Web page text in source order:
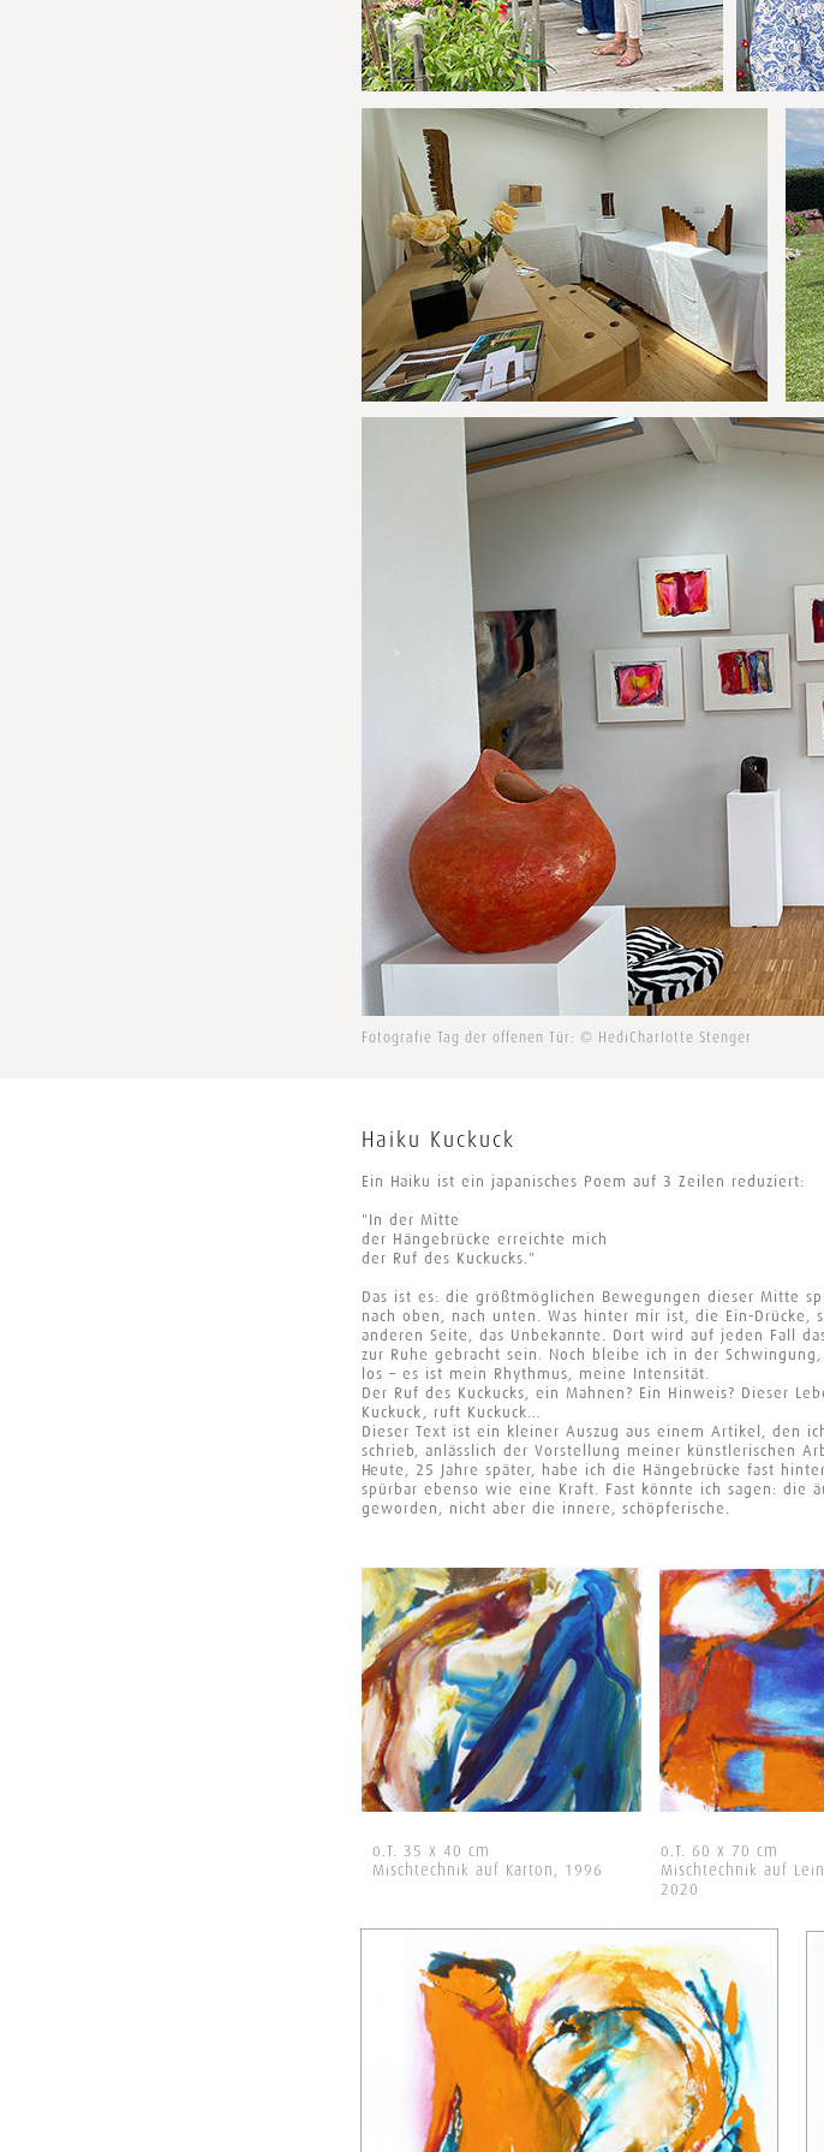
Fotografie Tag der offenen Tür: © HediCharlotte Stenger
Haiku Kuckuck
Ein Haiku ist ein japanisches Poem auf 3 Zeilen reduziert:
"In der Mitte
der Hängebrücke erreichte mich
der Ruf des Kuckucks."
Das ist es: die größtmöglichen Bewegungen dieser Mitte
nach oben, nach unten. Was hinter mir ist, die Ein-Drücke,
anderen Seite, das Unbekannte. Dort wird auf jeden Fall
zur Ruhe gebracht sein. Noch bleibe ich in der
los – es ist mein Rhythmus, meine Intensität.
Der Ruf des Kuckucks, ein Mahnen? Ein Hinweis? Dieser
Kuckuck, ruft Kuckuck…
Dieser Text ist ein kleiner Auszug aus einem Artikel, den
schrieb, anlässlich der Vorstellung meiner künstlerischen
Heute, 25 Jahre später, habe ich die Hängebrücke fast
spürbar ebenso wie eine Kraft. Fast könnte ich sagen: die
geworden, nicht aber die innere, schöpferische.
o.T. 35 x 40 cm
Mischtechnik auf Karton, 1996
o.T. 60 x 70 cm
Mischtechnik auf
2020